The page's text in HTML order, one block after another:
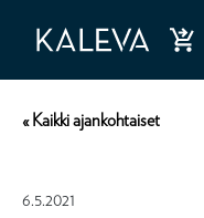
Ost
a
« Kaikki ajankohtaiset
6.5.2021